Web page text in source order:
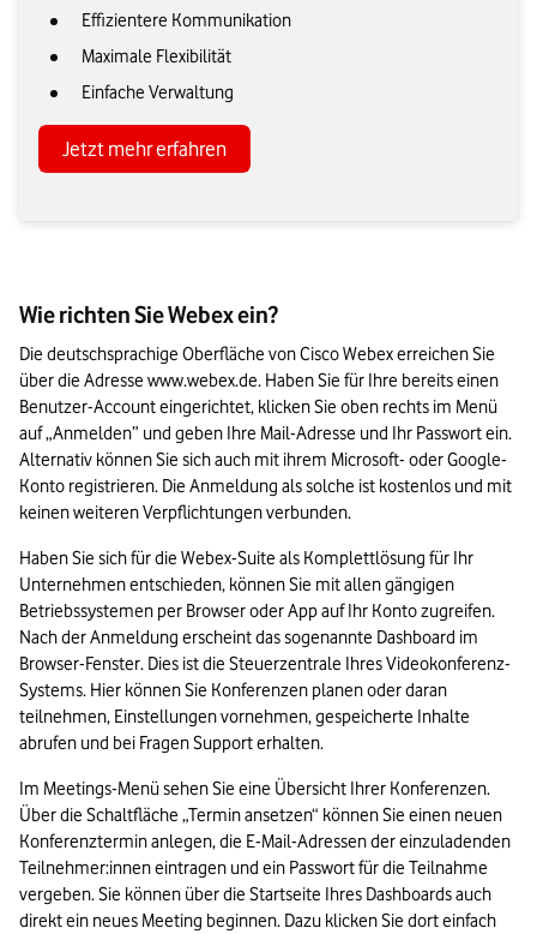
Effizientere Kommunikation
Maximale Flexibilität
Einfache Verwaltung
Jetzt mehr erfahren
Wie richten Sie Webex ein?
Die deutschsprachige Oberfläche von Cisco Webex erreichen Sie
über die Adresse www.webex.de. Haben Sie für Ihre bereits einen
Benutzer-Account eingerichtet, klicken Sie oben rechts im Menü
auf „Anmelden” und geben Ihre Mail-Adresse und Ihr Passwort ein.
Alternativ können Sie sich auch mit ihrem Microsoft- oder Google-
Konto registrieren. Die Anmeldung als solche ist kostenlos und mit
keinen weiteren Verpflichtungen verbunden.
Haben Sie sich für die Webex-Suite als Komplettlösung für Ihr
Unternehmen entschieden, können Sie mit allen gängigen
Betriebssystemen per Browser oder App auf Ihr Konto zugreifen.
Nach der Anmeldung erscheint das sogenannte Dashboard im
Browser-Fenster. Dies ist die Steuerzentrale Ihres Videokonferenz-
Systems. Hier können Sie Konferenzen planen oder daran
teilnehmen, Einstellungen vornehmen, gespeicherte Inhalte
abrufen und bei Fragen Support erhalten.
Im Meetings-Menü sehen Sie eine Übersicht Ihrer Konferenzen.
Über die Schaltfläche „Termin ansetzen“ können Sie einen neuen
Konferenztermin anlegen, die E-Mail-Adressen der einzuladenden
Teilnehmer:innen eintragen und ein Passwort für die Teilnahme
vergeben. Sie können über die Startseite Ihres Dashboards auch
direkt ein neues Meeting beginnen. Dazu klicken Sie dort einfach